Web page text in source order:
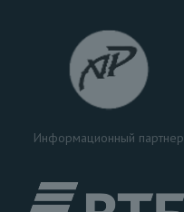
Информационный партнер